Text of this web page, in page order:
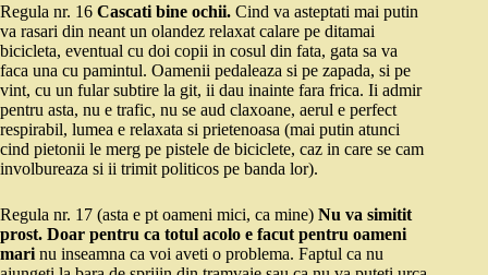
Regula nr. 16 Cascati bine ochii. Cind va asteptati mai putin
va rasari din neant un olandez relaxat calare pe ditamai
bicicleta, eventual cu doi copii in cosul din fata, gata sa va
faca una cu pamintul. Oamenii pedaleaza si pe zapada, si pe
vint, cu un fular subtire la git, ii dau inainte fara frica. Ii admir
pentru asta, nu e trafic, nu se aud claxoane, aerul e perfect
respirabil, lumea e relaxata si prietenoasa (mai putin atunci
cind pietonii le merg pe pistele de biciclete, caz in care se cam
involbureaza si ii trimit politicos pe banda lor).
Regula nr. 17 (asta e pt oameni mici, ca mine) Nu va simitit
prost. Doar pentru ca totul acolo e facut pentru oameni
mari nu inseamna ca voi aveti o problema. Faptul ca nu